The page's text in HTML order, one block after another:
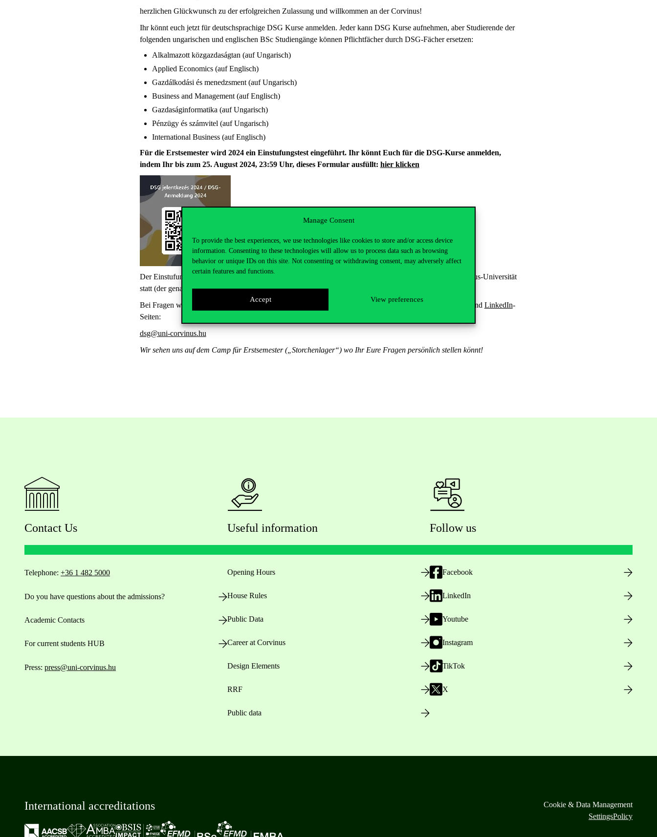
Manage Consent
To provide the best experiences, we use technologies like cookies to store and/or access device
information. Consenting to these technologies will allow us to process data such as browsing
behavior or unique IDs on this site. Not consenting or withdrawing consent, may adversely affect
certain features and functions.
Accept View preferences
herzlichen Glückwunsch zu der erfolgreichen Zulassung und willkommen an der Corvinus!
Ihr könnt euch jetzt für deutschsprachige DSG Kurse anmelden. Jeder kann DSG Kurse aufnehmen, aber Studierende der
folgenden ungarischen und englischen BSc Studiengänge können Pflichtfächer durch DSG-Fächer ersetzen:
Alkalmazott közgazdaságtan (auf Ungarisch)
Applied Economics (auf Englisch)
Gazdálkodási és menedzsment (auf Ungarisch)
Business and Management (auf Englisch)
Gazdaságinformatika (auf Ungarisch)
Pénzügy és számvitel (auf Ungarisch)
International Business (auf Englisch)
Für die Erstsemester wird 2024 ein Einstufungstest eingeführt. Ihr könnt Euch für die DSG-Kurse anmelden,
indem Ihr bis zum 25. August 2024, 23:59 Uhr, dieses Formular ausfüllt: hier klicken
Der Einstufungstest findet am 26. August 2024 (Montag) um 16:00 Uhr auf dem Gellért-Campus der Corvinus-Universität
statt (der genaue Ort wird noch bekannt gegeben, voraussichtlich im Panoramasaal).
Bei Fragen wendet Euch bitte an die untenstehende E-Mail-Adresse oder an unsere
– und LinkedIn-
Seiten:
dsg@uni-corvinus.hu
Wir sehen uns auf dem Camp für Erstsemester („Storchenlager“) wo Ihr Eure Fragen persönlich stellen könnt!
Contact Us
Telephone: +36 1 482 5000
Do you have questions about the admissions?
Academic Contacts
For current students HUB
Press: press@uni-corvinus.hu
Useful information
Opening Hours
House Rules
Public Data
Career at Corvinus
Design Elements
RRF
Public data
Follow us
Facebook
LinkedIn
Youtube
Instagram
TikTok
X
International accreditations
Cookie & Data Management
SettingsPolicy